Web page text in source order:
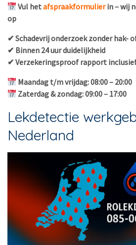
Vul hetafspraakformulierin – wij
op
✔ Schadevrij onderzoek zonder hak-
✔ Binnen 24 uur duidelijkheid
✔ Verzekeringsproof rapport
Maandag t/m vrijdag: 08:00 – 20:00
Zaterdag & zondag: 09:00 – 17:00
Lekdetectie
Nederland